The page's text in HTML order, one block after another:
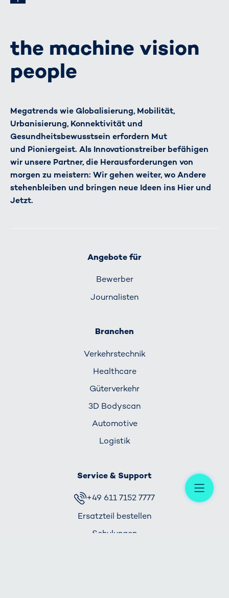
the machine vision
people
Megatrends wie Globalisierung, Mobilität,
Urbanisierung, Konnektivität und
Gesundheitsbewusstsein erfordern Mut
und Pioniergeist. Als Innovationstreiber befähigen
wir unsere Partner, die Herausforderungen von
morgen zu meistern: Wir gehen weiter, wo Andere
stehenbleiben und bringen neue Ideen ins Hier und
Jetzt.
Angebote für
Bewerber
Journalisten
Branchen
Verkehrs­technik
Healthcare
Güterverkehr
3D Bodyscan
Automotive
Logistik
Service & Support
+49 611 7152 7777
Ersatzteil bestellen
Schulungen